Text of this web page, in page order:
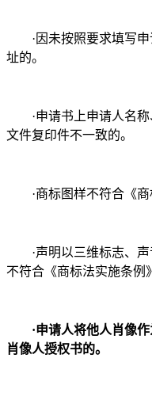
·因未按照要求填写申
址的。
·申请书上申请人名称
文件复印件不一致的。
·商标图样不符合《商
·声明以三维标志、声
不符合《商标法实施条例
·申请人将他人肖像作
肖像人授权书的。